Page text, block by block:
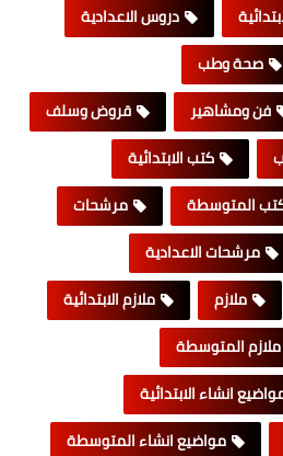
دروس الاعدادية
صحة وطب
فن ومشاهير
قروض وسلف
كتب الابتدائية
المتوسطة
مرشحات
مرشحات الاعدادية
ملازم
ملازم الابتدائية
ملازم المتوسطة
انشاء الابتدائية
مواضيع انشاء المتوسطة